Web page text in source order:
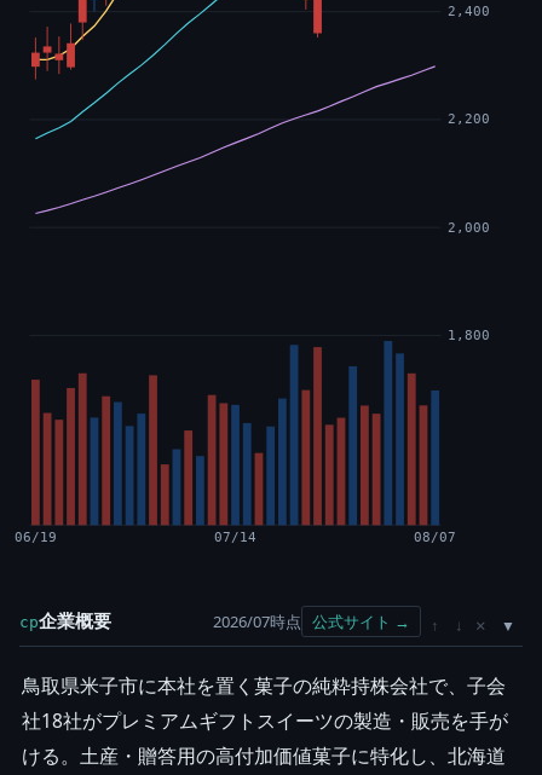
1,800
2,000
2,200
2,400
06/19 07/14 08/07
cp企業概要 2026/07時点 公式サイト → ↑ ↓ ×
鳥取県米子市に本社を置く菓子の純粋持株会社で、子会
社18社がプレミアムギフトスイーツの製造・販売を手が
ける。土産・贈答用の高付加価値菓子に特化し、北海道